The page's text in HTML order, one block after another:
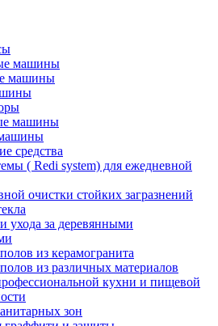
машины
машины
машины
средства
( Redi system) для ежедневной
очистки стойких загразнений
ухода за деревянными
из керамогранита
из различных материалов
кухни и пищевой
зон